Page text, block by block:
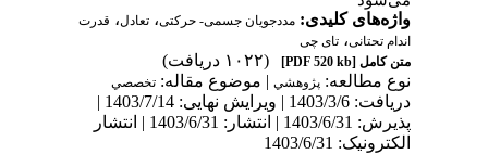
واژه‌های کلیدی: مددجویان جسمی- حرکتی، تعادل، قدرت
اندام تحتانی، تای چی
متن کامل[PDF 520 kb]
(۱۰۲۲ دریافت)
نوع مطالعه: پژوهشي| موضوع مقاله: تخصصي
دریافت: 1403/3/6 | ویرایش نهایی: 1403/7/14 |
پذیرش: 1403/6/31 | انتشار: 1403/6/31 | انتشار
الکترونیک: 1403/6/31